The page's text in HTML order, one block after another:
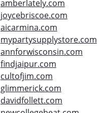
amberlately.com
joycebriscoe.com
aicarmina.com
mypartysupplystore.com
annforwisconsin.com
findjaipur.com
cultofjim.com
glimmerick.com
davidfollett.com